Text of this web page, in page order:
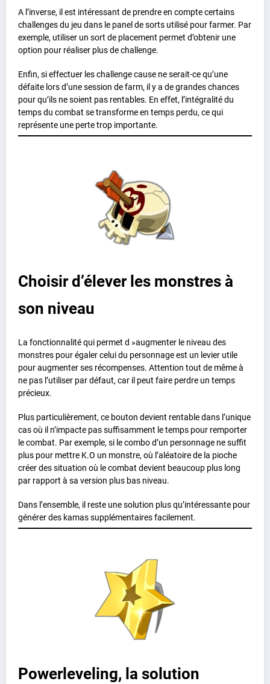
A l’inverse, il est intéressant de prendre en compte certains
challenges du jeu dans le panel de sorts utilisé pour farmer. Par
exemple, utiliser un sort de placement permet d’obtenir une
option pour réaliser plus de challenge.
Enfin, si effectuer les challenge cause ne serait-ce qu’une
défaite lors d’une session de farm, il y a de grandes chances
pour qu’ils ne soient pas rentables. En effet, l’intégralité du
temps du combat se transforme en temps perdu, ce qui
représente une perte trop importante.
Choisir d’élever les monstres à
son niveau
La fonctionnalité qui permet d »augmenter le niveau des
monstres pour égaler celui du personnage est un levier utile
pour augmenter ses récompenses. Attention tout de même à
ne pas l’utiliser par défaut, car il peut faire perdre un temps
précieux.
Plus particulièrement, ce bouton devient rentable dans l’unique
cas où il n’impacte pas suffisamment le temps pour remporter
le combat. Par exemple, si le combo d’un personnage ne suffit
plus pour mettre K.O un monstre, où l’aléatoire de la pioche
créer des situation où le combat devient beaucoup plus long
par rapport à sa version plus bas niveau.
Dans l’ensemble, il reste une solution plus qu’intéressante pour
générer des kamas supplémentaires facilement.
Powerleveling, la solution